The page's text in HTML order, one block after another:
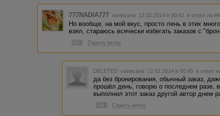
777NADIA777 написала 12.02.2014 в 00:42 в ответ на #4
Но вообще, на мой вкус, просто лень в этих
взял, стараюсь всячески избегать заказов с
Скрыть ветку
DELETED написала 12.02.2014 в 00:45 в ответ
да без бронирования, обычный заказ,
прошёл день, говорю о последнем разе,
выполнил этот заказ другой автор днем
Скрыть ветку